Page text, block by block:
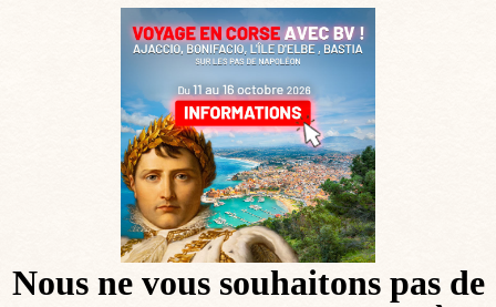
Nous ne vous souhaitons pas de